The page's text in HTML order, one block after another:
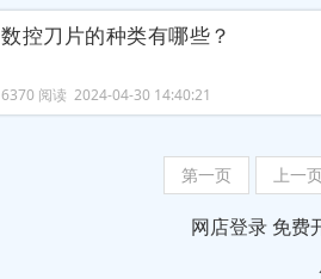
数控刀片的种类有哪些？
6370 阅读 2024-04-30 14:40:21
第一页 上一
网店登录 免费